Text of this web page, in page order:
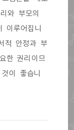
와 부모의
이루어집니
적 안정과 부
한 권리이므
이 좋습니